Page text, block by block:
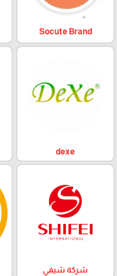
Socute Brand
dexe
شركة شيفي